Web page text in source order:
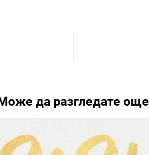
да разгледате още